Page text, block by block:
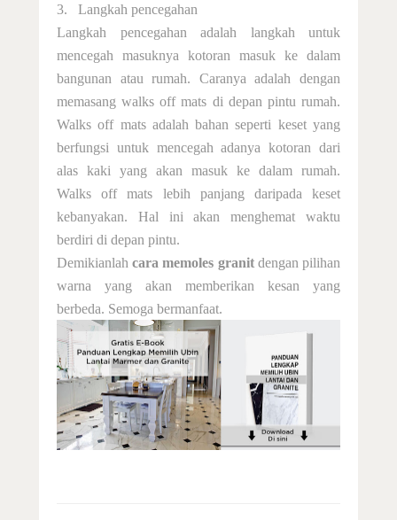
3.
Langkah pencegahan
Langkah pencegahan adalah langkah untuk
mencegah masuknya kotoran masuk ke dalam
bangunan atau rumah. Caranya adalah dengan
memasang walks off mats di depan pintu rumah.
Walks off mats adalah bahan seperti keset yang
berfungsi untuk mencegah adanya kotoran dari
alas kaki yang akan masuk ke dalam rumah.
Walks off mats lebih panjang daripada keset
kebanyakan. Hal ini akan menghemat waktu
berdiri di depan pintu.
Demikianlahcara memoles granit dengan pilihan
warna yang akan memberikan kesan yang
berbeda. Semoga bermanfaat.